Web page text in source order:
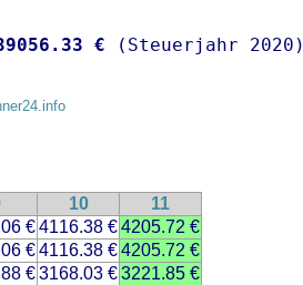
€ (Steuerjahr 2020)
10
11
€4116.38 €4205.72 €
€4116.38 €4205.72 €
€3168.03 €3221.85 €